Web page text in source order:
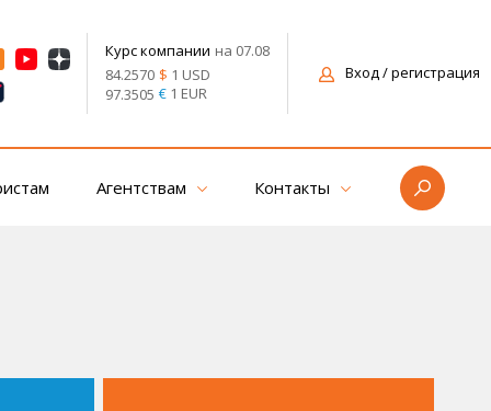
Курс компании на 07.08
84.2570 $ 1 USD
97.3505 €1 EUR
Вход/ регистрация
Агентствам Контакты